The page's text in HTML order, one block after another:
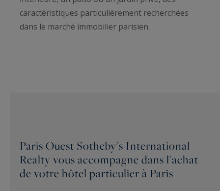
caractéristiques particulièrement recherchées
dans le marché immobilier parisien.
Paris Ouest Sotheby's International
Realty vous accompagne dans l'achat
de votre hôtel particulier à Paris